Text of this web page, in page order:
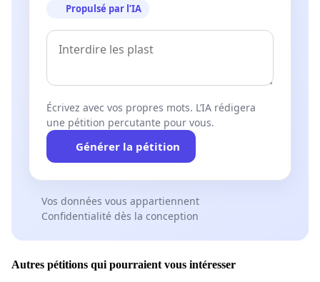
Propulsé par l’IA
Écrivez avec vos propres mots. L’IA rédigera
une pétition percutante pour vous.
Générer la pétition
Vos données vous appartiennent
Confidentialité dès la conception
Autres pétitions qui pourraient vous intéresser